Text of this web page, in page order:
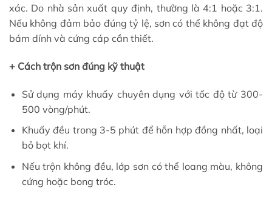
xác. Do nhà sản xuất quy định, thường là 4:1 hoặc 3:1.
Nếu không đảm bảo đúng tỷ lệ, sơn có thể không đạt độ
bám dính và cứng cáp cần thiết.
+ Cách trộn sơn đúng kỹ thuật
Sử dụng máy khuấy chuyên dụng với tốc độ từ 300-
500 vòng/phút.
Khuấy đều trong 3-5 phút để hỗn hợp đồng nhất, loại
bỏ bọt khí.
Nếu trộn không đều, lớp sơn có thể loang màu, không
cứng hoặc bong tróc.